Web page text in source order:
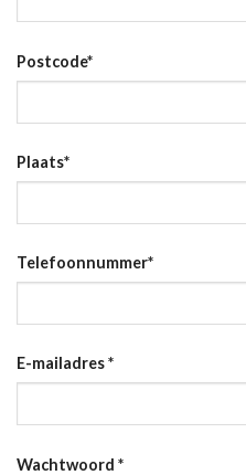
Postcode*
Plaats*
Telefoonnummer*
E-mailadres*
Wachtwoord *